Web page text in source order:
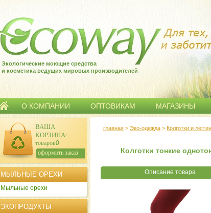
Экологические моющие средства
и косметика ведущих мировых производителей
О КОМПАНИИ ОПТОВИКАМ МАГАЗИНЫ
главная > Эко-одежда > Колготки и
Колготки тонкие
Описание товара
ВАША
КОРЗИНА:
товаров:0
сумма: 0р.
оформить заказ
МЫЛЬНЫЕ ОРЕХИ
Мыльные орехи
ЭКОПРОДУКТЫ